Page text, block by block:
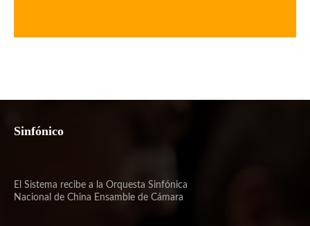
Sinfónico
El Sistema recibe a la Orquesta Sinfónica
Nacional de China Ensamble de Cámara